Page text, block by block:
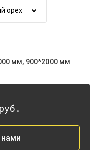
орех
мм, 900*2000 мм
руб.
нами